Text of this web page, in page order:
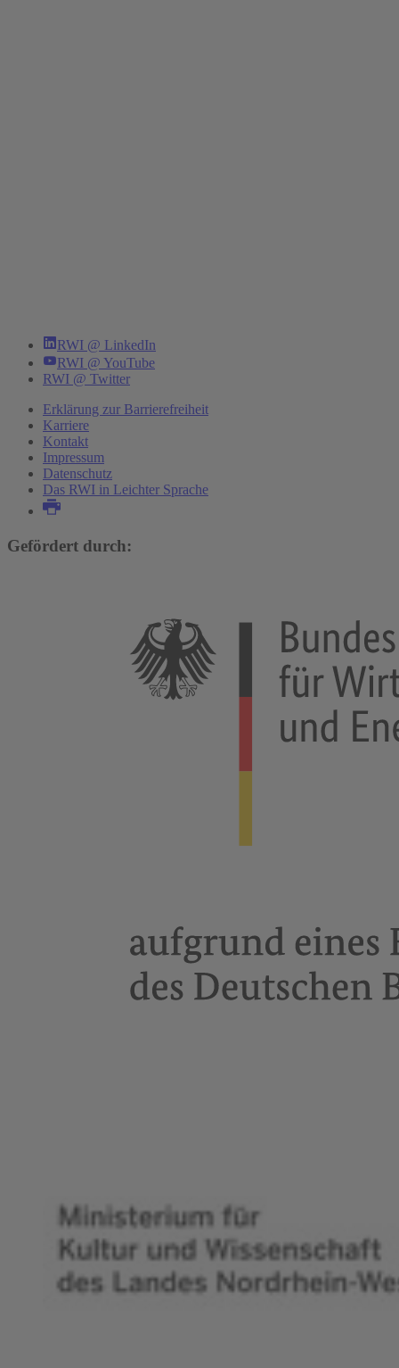
RWI @ LinkedIn
RWI @ YouTube
RWI @ Twitter
Erklärung zur Barrierefreiheit
Karriere
Kontakt
Impressum
Datenschutz
Das RWI in Leichter Sprache
Gefördert durch: